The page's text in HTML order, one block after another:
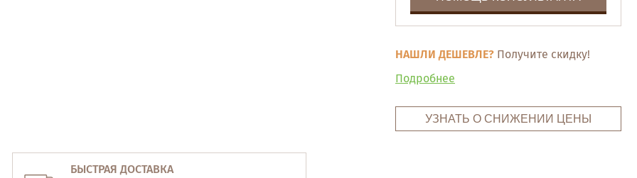
НАШЛИ ДЕШЕВЛЕ? Получите скидку!
Подробнее
УЗНАТЬ О СНИЖЕНИИ ЦЕНЫ
БЫСТРАЯ ДОСТАВКА